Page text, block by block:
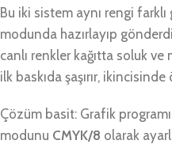
Bu iki sistem aynı rengi farklı
modunda hazırlayıp
canlı renkler kağıtta soluk ve
ilk baskıda şaşırır,
Çözüm basit: Grafik
modunu CMYK/8 olarak